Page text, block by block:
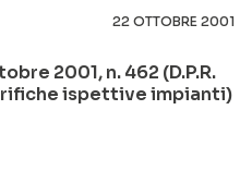
22 OTTOBRE 2001
2001, n. 462 (D.P.R.
ispettive impianti)